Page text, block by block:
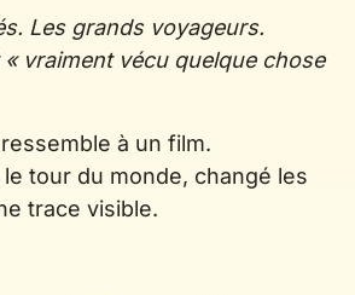
Les grands voyageurs.
vraiment vécu quelque chose
à un film.
tour du monde, changé les
trace visible.